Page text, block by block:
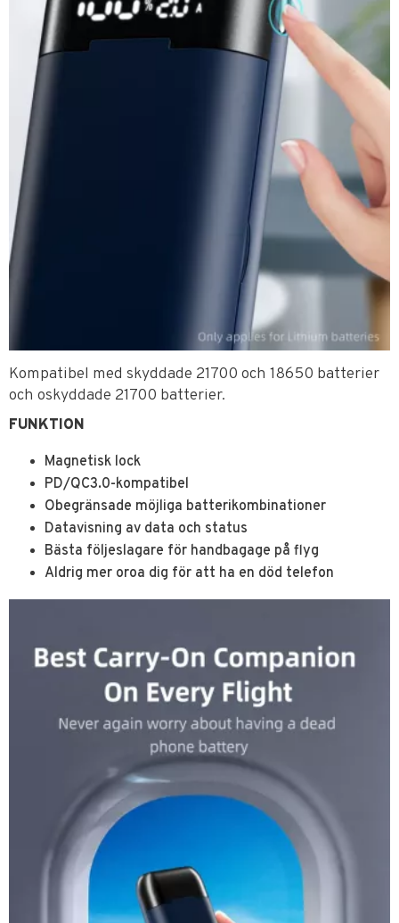
Kompatibel med skyddade 21700 och 18650 batterier
och oskyddade 21700 batterier.
FUNKTION
Magnetisk lock
PD/QC3.0-kompatibel
Obegränsade möjliga batterikombinationer
Datavisning av data och status
Bästa följeslagare för handbagage på flyg
Aldrig mer oroa dig för att ha en död telefon